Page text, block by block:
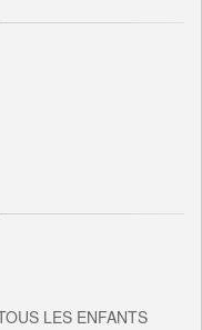
LES ENFANTS